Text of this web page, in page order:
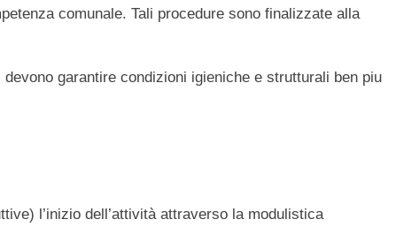
comunale. Tali procedure sono finalizzate alla
garantire condizioni igieniche e strutturali ben piu
l’inizio dell’attività attraverso la modulistica